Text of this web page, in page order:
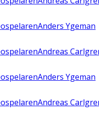
Anders Ygeman
Andreas
Anders Ygeman
Andreas